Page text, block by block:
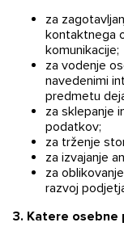
za
kontaktnega
komunikacije;
za vodenje
navedenimi
predmetu
za sklepanje
podatkov;
za trženje
za izvajanje
za
razvoj
3. Katere